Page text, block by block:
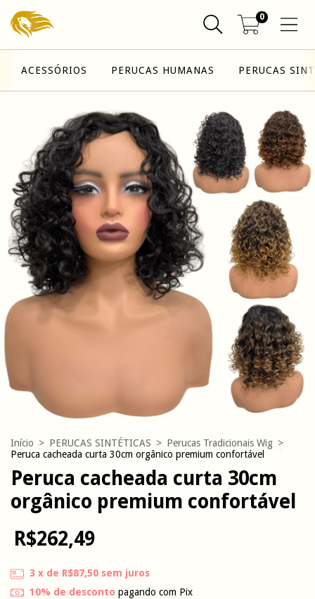
0
ACESSÓRIOS PERUCAS HUMANAS PERUCAS
Início > PERUCAS SINTÉTICAS > Perucas Tradicionais Wig >
Peruca cacheada curta 30cm orgânico premium confortável
Peruca cacheada curta 30cm
orgânico premium confortável
R$262,49
3 x de R$87,50 sem juros
10% de desconto pagando com Pix